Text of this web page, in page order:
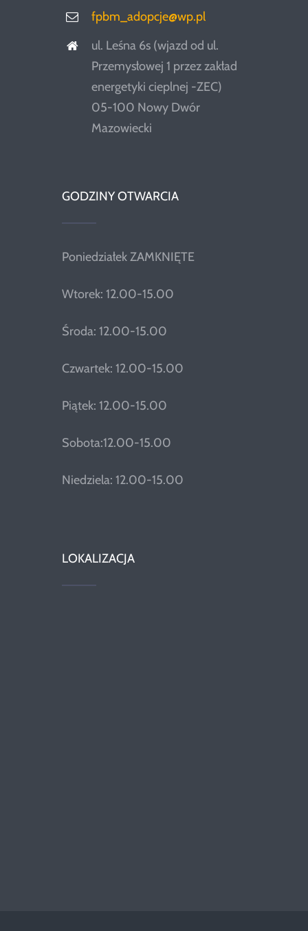
fpbm_adopcje@wp.pl
ul. Leśna 6s (wjazd od ul.
Przemysłowej 1 przez zakład
energetyki cieplnej -ZEC)
05-100 Nowy Dwór
Mazowiecki
GODZINY OTWARCIA
Poniedziałek ZAMKNIĘTE
Wtorek: 12.00-15.00
Środa: 12.00-15.00
Czwartek: 12.00-15.00
Piątek: 12.00-15.00
Sobota:12.00-15.00
Niedziela: 12.00-15.00
LOKALIZACJA